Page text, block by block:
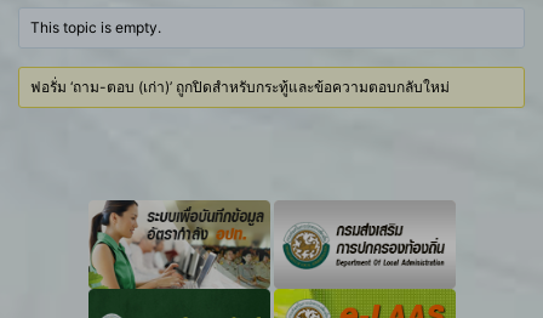
This topic is empty.
ฟอรั่ม ‘ถาม-ตอบ (เก่า)’ ถูกปิดสำหรับกระทู้และข้อความตอบกลับใหม่